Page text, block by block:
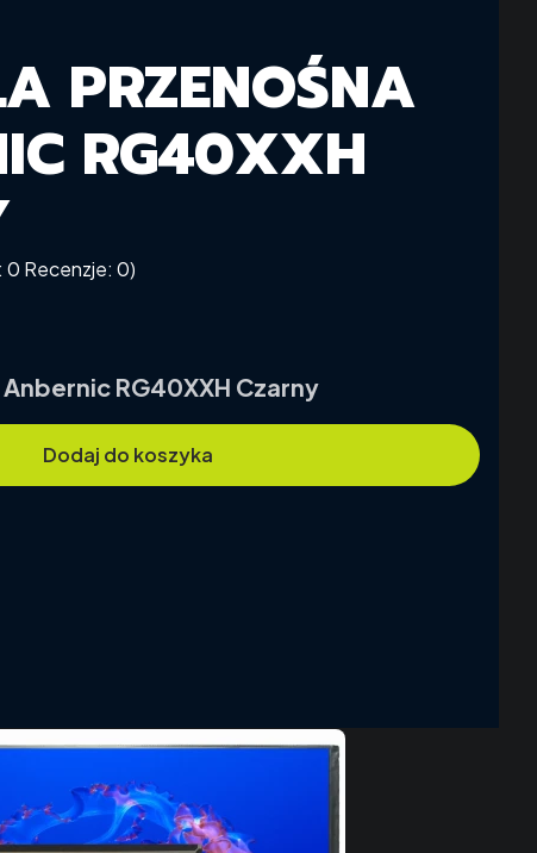
PRZENOŚNA
RG40XXH
0 Recenzje: 0)
RG40XXH Czarny
Dodaj do koszyka